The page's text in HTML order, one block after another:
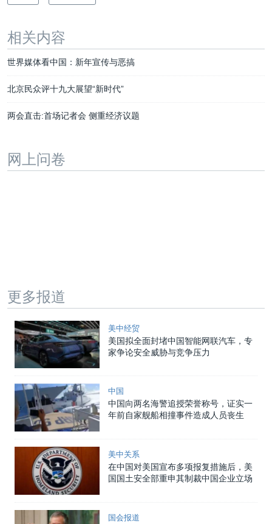
相关内容
世界媒体看中国：新年宣传与恶搞
北京民众评十九大展望“新时代”
两会直击:首场记者会 侧重经济议题
网上问卷
更多报道
美中经贸
美国拟全面封堵中国智能网联汽车，专
家争论安全威胁与竞争压力
中国
中国向两名海警追授荣誉称号，证实一
年前自家舰船相撞事件造成人员丧生
美中关系
在中国对美国宣布多项报复措施后，美
国国土安全部重申其制裁中国企业立场
国会报道